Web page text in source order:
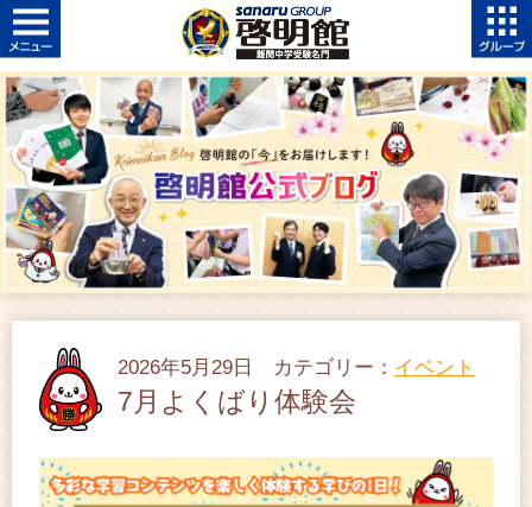
2026年5月29日 カテゴリー： イベント
7月よくばり体験会